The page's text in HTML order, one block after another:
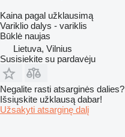
Kaina pagal užklausimą
Variklio dalys - variklis
Būklė naujas
Lietuva, Vilnius
Susisiekite su pardavėju
Negalite rasti atsarginės dalies?
Išsiųskite užklausą dabar!
Užsakyti atsarginę dalį